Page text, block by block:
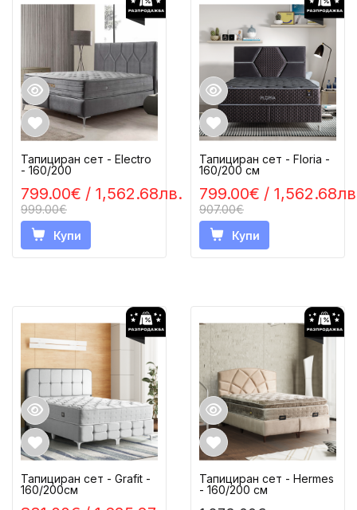
799.00€ / 1,562.68лв.
999.00€
Тапициран сет - Electro
- 160/200
Купи
799.00€ /
907.00€
Тапициран сет - Floria -
160/200 см
Купи
Тапициран сет - Grafit -
160/200см
Тапициран сет - Hermes
- 160/200 см